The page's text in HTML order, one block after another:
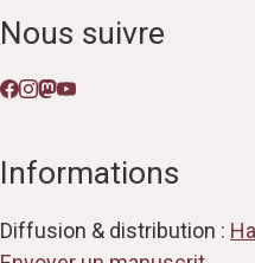
Nous suivre
Informations
Diffusion & distribution :